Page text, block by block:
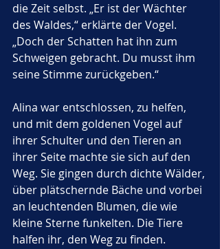
die Zeit selbst. „Er ist der Wächter
des Waldes,“ erklärte der Vogel.
„Doch der Schatten hat ihn zum
Schweigen gebracht. Du musst ihm
seine Stimme zurückgeben.“
Alina war entschlossen, zu helfen,
und mit dem goldenen Vogel auf
ihrer Schulter und den Tieren an
ihrer Seite machte sie sich auf den
Weg. Sie gingen durch dichte Wälder,
über plätschernde Bäche und vorbei
an leuchtenden Blumen, die wie
kleine Sterne funkelten. Die Tiere
halfen ihr, den Weg zu finden.